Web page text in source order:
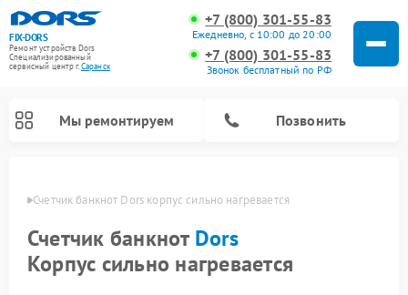
FIX-DORS
Ремонт устройств Dors
Специализированный
cервисный центр г.Саранск
+7 (800) 301-55-83
Ежедневно, с 10:00 до 20:00
+7 (800) 301-55-83
Звонок бесплатный по РФ
Мы ремонтируем Позвонить
Счетчик банкнот Dors корпус сильно нагревается
Счетчик банкнот Dors
Корпус сильно нагревается